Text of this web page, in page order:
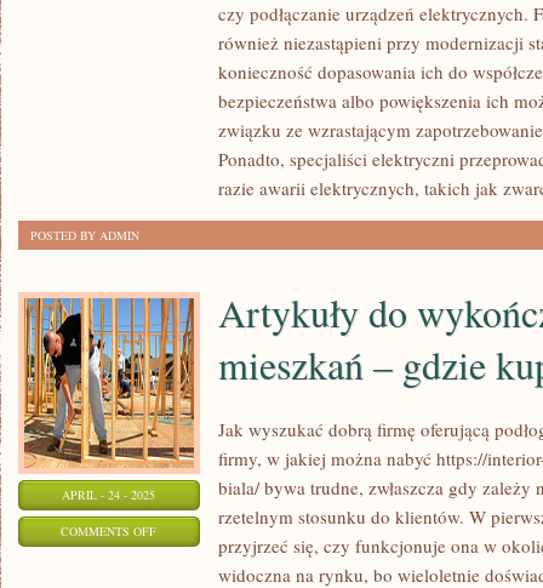
czy podłączanie urządzeń elektrycznych.
również niezastąpieni przy modernizacji
konieczność dopasowania ich do
bezpieczeństwa albo powiększenia ich
związku ze wzrastającym
Ponadto, specjaliści elektryczni
razie awarii elektrycznych, takich jak
POSTED BY ADMIN
APRIL - 24 - 2025
COMMENTS OFFON
ARTYKUŁY
Artykuły do
mieszkań – gdzie
Jak wyszukać dobrą firmę oferującą
firmy, w jakiej można nabyć https://
biala/ bywa trudne, zwłaszcza gdy
rzetelnym stosunku do klientów. W
przyjrzeć się, czy funkcjonuje ona w
widoczna na rynku, bo wieloletnie